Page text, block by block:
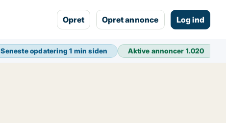
Opret Opret annonce Log ind
Seneste opdatering1 min siden Aktive annoncer 1.020